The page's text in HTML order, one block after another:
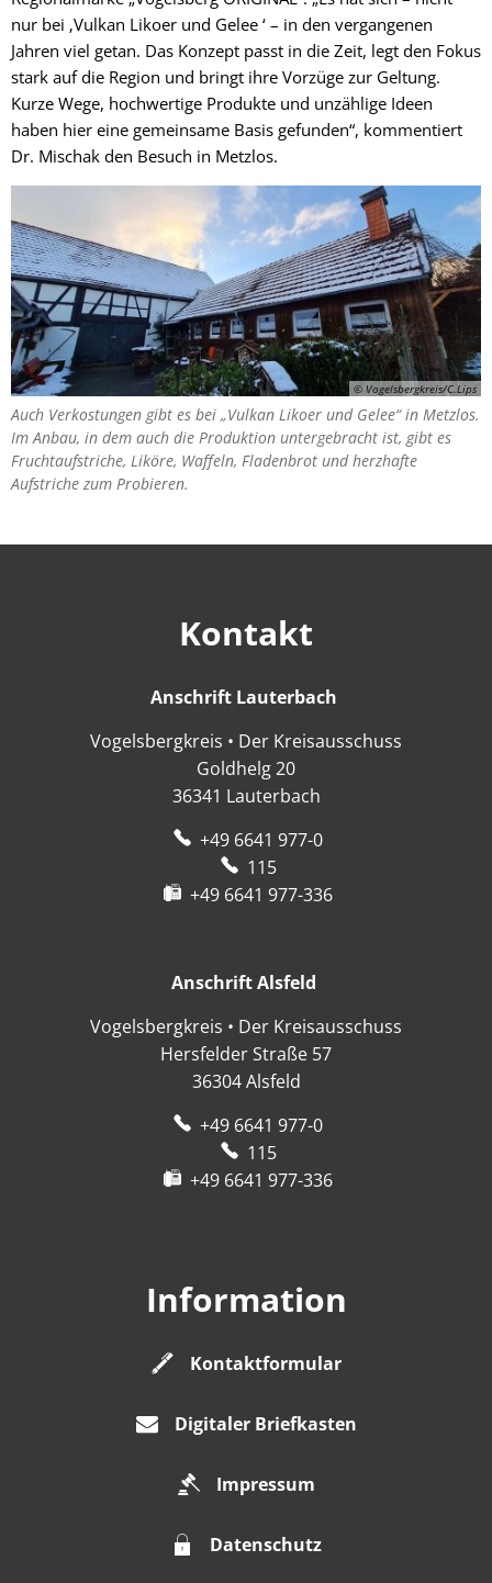
nur bei ‚Vulkan Likoer und Gelee ‘ – in den vergangenen
Jahren viel getan. Das Konzept passt in die Zeit, legt den Fokus
stark auf die Region und bringt ihre Vorzüge zur Geltung.
Kurze Wege, hochwertige Produkte und unzählige Ideen
haben hier eine gemeinsame Basis gefunden“, kommentiert
Dr. Mischak den Besuch in Metzlos.
© Vogelsbergkreis/C.Lips
Auch Verkostungen gibt es bei „Vulkan Likoer und Gelee“ in Metzlos.
Im Anbau, in dem auch die Produktion untergebracht ist, gibt es
Fruchtaufstriche, Liköre, Waffeln, Fladenbrot und herzhafte
Aufstriche zum Probieren.
Kontakt
Anschrift Lauterbach
Vogelsbergkreis • Der Kreisausschuss
Goldhelg 20
36341 Lauterbach
+49 6641 977-0
115
+49 6641 977-336
Anschrift Alsfeld
Vogelsbergkreis • Der Kreisausschuss
Hersfelder Straße 57
36304 Alsfeld
+49 6641 977-0
115
+49 6641 977-336
Information
Kontaktformular
Digitaler Briefkasten
Impressum
Datenschutz